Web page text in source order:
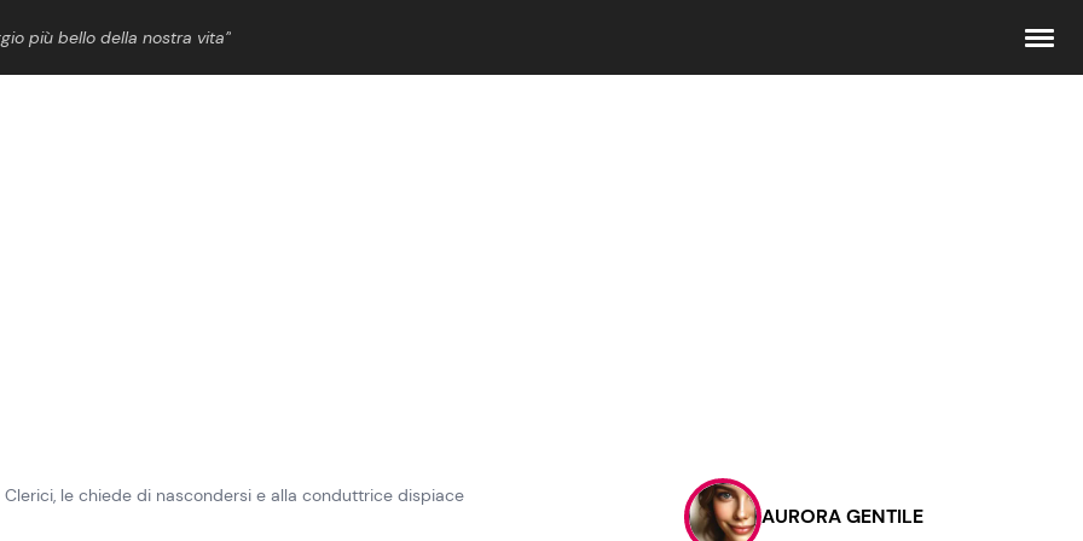
più bello della nostra vita”
Contattaci
Pubblicità
le chiede di nascondersi e alla conduttrice dispiace
AURORA GENTILE